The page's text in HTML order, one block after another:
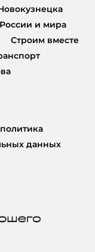
и мира
Строим вместе
данных